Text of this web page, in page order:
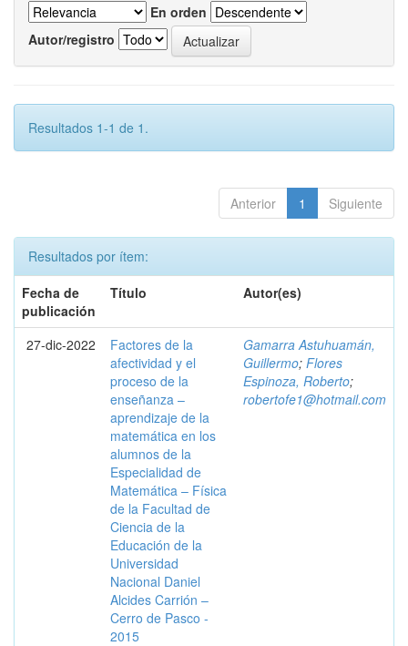
En orden
Autor/registro
Resultados 1-1 de 1.
Anterior 1 Siguiente
Resultados por ítem:
Fecha de
publicación
Título Autor(es)
27-dic-2022
Factores de la
afectividad y el
proceso de la
enseñanza –
aprendizaje de la
matemática en los
alumnos de la
Especialidad de
Matemática – Física
de la Facultad de
Ciencia de la
Educación de la
Universidad
Nacional Daniel
Alcides Carrión –
Cerro de Pasco -
2015
Gamarra Astuhuamán,
Guillermo; Flores
Espinoza, Roberto;
robertofe1@hotmail.com